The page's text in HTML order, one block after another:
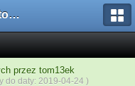
Forum Watchtower
przez tom13ek
do daty: 2019-04-24 )